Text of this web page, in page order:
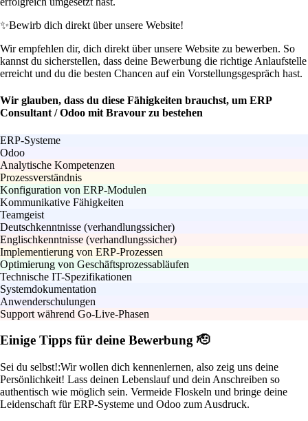
✨Bewirb dich direkt über unsere Website!
Wir empfehlen dir, dich direkt über unsere Website zu bewerben. So
kannst du sicherstellen, dass deine Bewerbung die richtige Anlaufstelle
erreicht und du die besten Chancen auf ein Vorstellungsgespräch hast.
Wir glauben, dass du diese Fähigkeiten brauchst, um ERP
Consultant / Odoo mit Bravour zu bestehen
ERP-Systeme
Odoo
Analytische Kompetenzen
Prozessverständnis
Konfiguration von ERP-Modulen
Kommunikative Fähigkeiten
Teamgeist
Deutschkenntnisse (verhandlungssicher)
Englischkenntnisse (verhandlungssicher)
Implementierung von ERP-Prozessen
Optimierung von Geschäftsprozessabläufen
Technische IT-Spezifikationen
Systemdokumentation
Anwenderschulungen
Support während Go-Live-Phasen
Einige Tipps für deine Bewerbung 🫡
Sei du selbst!:Wir wollen dich kennenlernen, also zeig uns deine
Persönlichkeit! Lass deinen Lebenslauf und dein Anschreiben so
authentisch wie möglich sein. Vermeide Floskeln und bringe deine
Leidenschaft für ERP-Systeme und Odoo zum Ausdruck.